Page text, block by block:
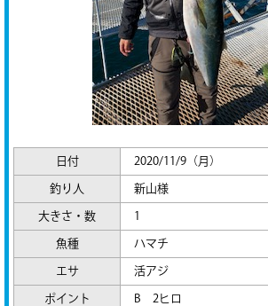
日付 2020/11/9（月）
釣り人 新山様
大きさ・数 1
魚種 ハマチ
エサ 活アジ
ポイント B 2ヒロ